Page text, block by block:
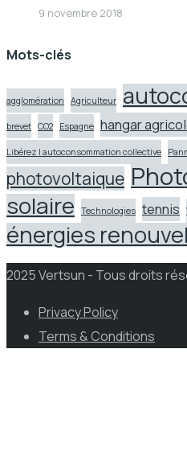
9 novembre 2018
Mots-clés
agglomération Agriculteur
brevet CO2 Espagne hangar
Libérez l autoconsommation collective
photovoltaique
solaire Technologies tennis
énergies
2025 Vertsun - Tous droits
Privacy Policy
Terms & Conditions